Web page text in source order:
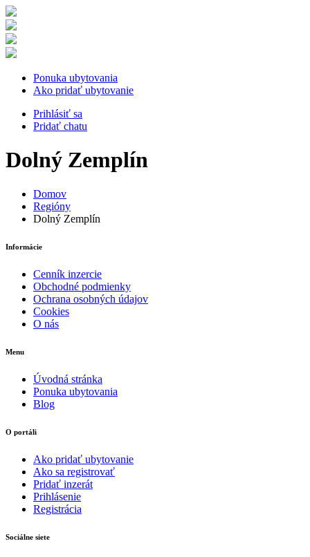
Ponuka ubytovania
Ako pridať ubytovanie
Prihlásiť sa
Pridať chatu
Dolný Zemplín
Domov
Regióny
Dolný Zemplín
Informácie
Cenník inzercie
Obchodné podmienky
Ochrana osobných údajov
Cookies
O nás
Menu
Úvodná stránka
Ponuka ubytovania
Blog
O portáli
Ako pridať ubytovanie
Ako sa registrovať
Pridať inzerát
Prihlásenie
Registrácia
Sociálne siete